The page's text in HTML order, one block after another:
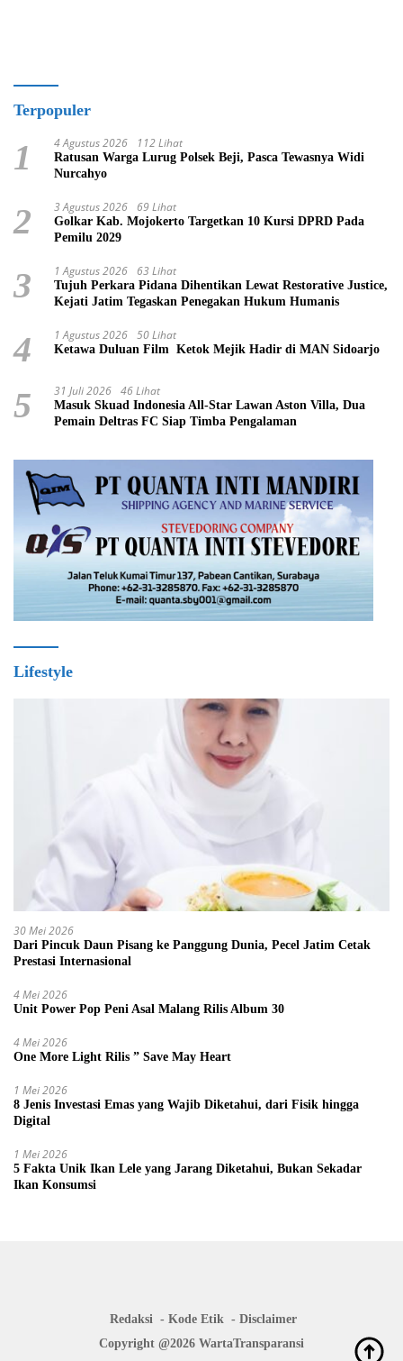
Terpopuler
1 4 Agustus 2026 112 Lihat
Ratusan Warga Lurug Polsek Beji, Pasca Tewasnya Widi
Nurcahyo
2 3 Agustus 2026 69 Lihat
Golkar Kab. Mojokerto Targetkan 10 Kursi DPRD Pada
Pemilu 2029
3 1 Agustus 2026 63 Lihat
Tujuh Perkara Pidana Dihentikan Lewat Restorative Justice,
Kejati Jatim Tegaskan Penegakan Hukum Humanis
4 1 Agustus 2026 50 Lihat
Ketawa Duluan Film Ketok Mejik Hadir di MAN Sidoarjo
5 31 Juli 2026 46 Lihat
Masuk Skuad Indonesia All-Star Lawan Aston Villa, Dua
Pemain Deltras FC Siap Timba Pengalaman ​
Lifestyle
30 Mei 2026
Dari Pincuk Daun Pisang ke Panggung Dunia, Pecel Jatim Cetak
Prestasi Internasional
4 Mei 2026
Unit Power Pop Peni Asal Malang Rilis Album 30
4 Mei 2026
One More Light Rilis ” Save May Heart
1 Mei 2026
8 Jenis Investasi Emas yang Wajib Diketahui, dari Fisik hingga
Digital
1 Mei 2026
5 Fakta Unik Ikan Lele yang Jarang Diketahui, Bukan Sekadar
Ikan Konsumsi
Redaksi Kode Etik
Disclaimer
Copyright @2026 WartaTransparansi